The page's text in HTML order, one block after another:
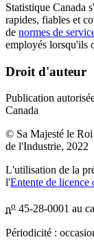
Statistique Canada
rapides, fiables et
de normes de
employés lorsqu'ils
Droit d'auteur
Publication
Canada
© Sa Majesté le Roi
de l'Industrie, 2022
L'utilisation de la
l'Entente de licence
no 45-28-0001 au
Périodicité :